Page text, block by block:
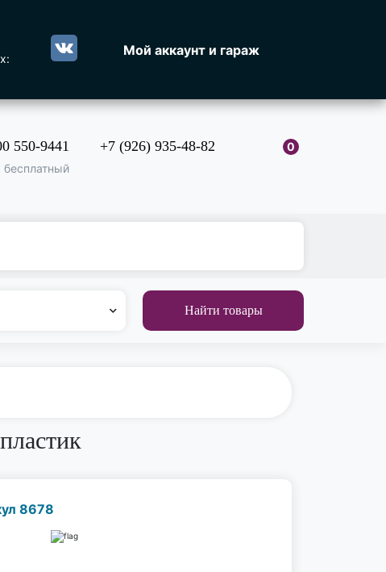
Мой аккаунт и гараж
550-9441
бесплатный
+7 (926) 935-48-82 0
Найти товары
8678